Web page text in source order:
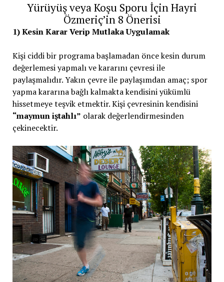
Yürüyüş veya Koşu Sporu İçin Hayri
Özmeriç’in 8 Önerisi
1) Kesin Karar Verip Mutlaka Uygulamak
Kişi ciddi bir programa başlamadan önce kesin durum
değerlemesi yapmalı ve kararını çevresi ile
paylaşmalıdır. Yakın çevre ile paylaşımdan amaç; spor
yapma kararına bağlı kalmakta kendisini yükümlü
hissetmeye teşvik etmektir. Kişi çevresinin kendisini
“maymun iştahlı” olarak değerlendirmesinden
çekinecektir.